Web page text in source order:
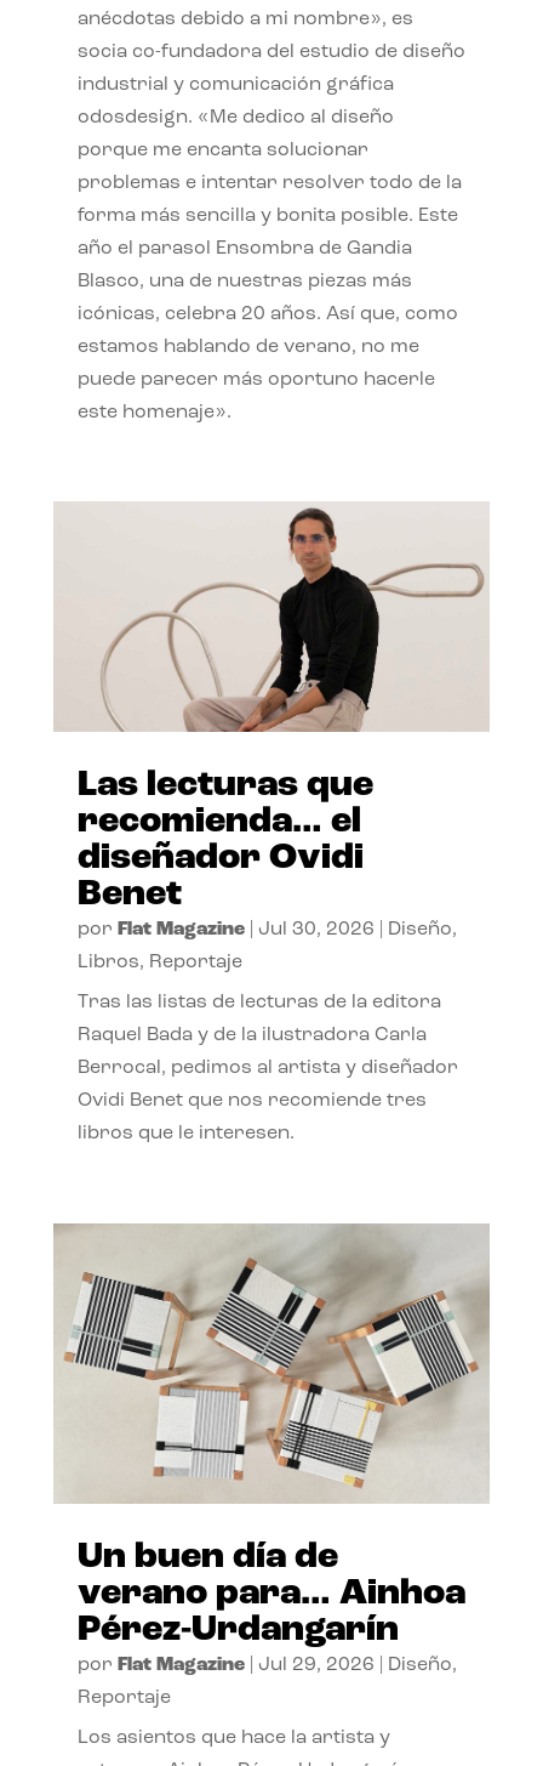
anécdotas debido a mi nombre», es
socia co-fundadora del estudio de diseño
industrial y comunicación gráfica
odosdesign. «Me dedico al diseño
porque me encanta solucionar
problemas e intentar resolver todo de la
forma más sencilla y bonita posible. Este
año el parasol Ensombra de Gandia
Blasco, una de nuestras piezas más
icónicas, celebra 20 años. Así que, como
estamos hablando de verano, no me
puede parecer más oportuno hacerle
este homenaje».
Las lecturas que
recomienda… el
diseñador Ovidi
Benet
por Flat Magazine| Jul 30, 2026 Diseño,
Libros, Reportaje
Tras las listas de lecturas de la editora
Raquel Bada y de la ilustradora Carla
Berrocal, pedimos al artista y diseñador
Ovidi Benet que nos recomiende tres
libros que le interesen.
Un buen día de
verano para… Ainhoa
Pérez-Urdangarín
por Flat Magazine| Jul 29, 2026 Diseño,
Reportaje
Los asientos que hace la artista y